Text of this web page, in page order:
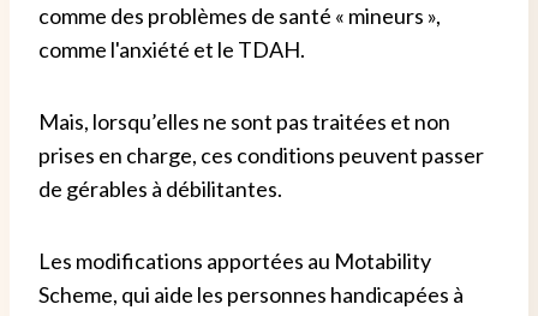
comme des problèmes de santé « mineurs »,
comme l'anxiété et le TDAH.
Mais, lorsqu’elles ne sont pas traitées et non
prises en charge, ces conditions peuvent passer
de gérables à débilitantes.
Les modifications apportées au Motability
Scheme, qui aide les personnes handicapées à